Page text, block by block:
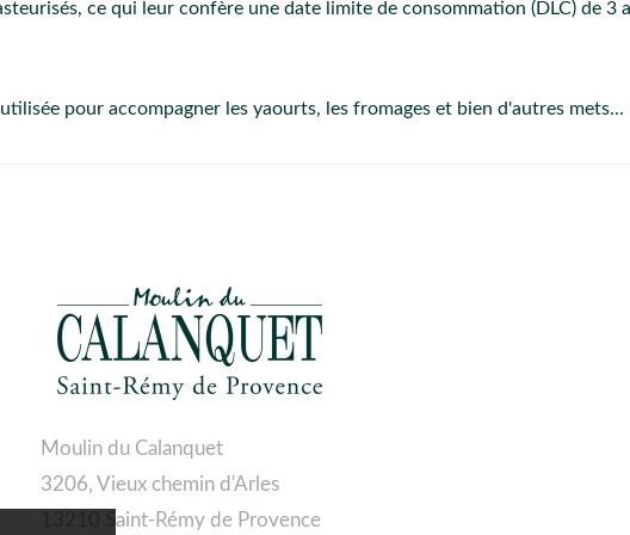
ce qui leur confère une date limite de consommation (DLC) de 3
pour accompagner les yaourts, les fromages et bien d'autres mets...
Moulin du Calanquet
3206, Vieux chemin d'Arles
13210 Saint-Rémy de Provence